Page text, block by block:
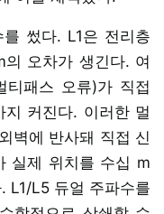
썼다. L1은 전리층
오차가 생긴다. 여
패스 오류)가 직접
커진다. 이러한 멀
벽에 반사돼 직접 신
실제 위치를 수십 m
L1/L5 듀얼 주파수를